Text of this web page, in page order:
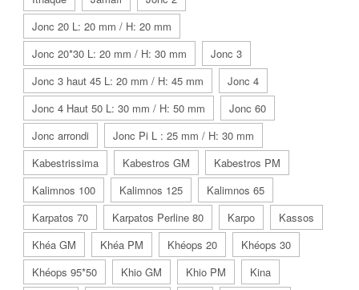
Jonc 20 L: 20 mm / H: 20 mm
Jonc 20*30 L: 20 mm / H: 30 mm
Jonc 3
Jonc 3 haut 45 L: 20 mm / H: 45 mm
Jonc 4
Jonc 4 Haut 50 L: 30 mm / H: 50 mm
Jonc 60
Jonc arrondi
Jonc Pi L : 25 mm / H: 30 mm
Kabestrissima
Kabestros GM
Kabestros PM
Kalimnos 100
Kalimnos 125
Kalimnos 65
Karpatos 70
Karpatos Perline 80 Karpo
Kassos
Khéa GM
Khéa PM Khéops 20
Khéops 30
Khéops 95*50
Khio GM Khio PM
Kina